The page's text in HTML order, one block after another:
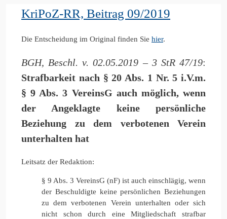
KriPoZ-RR, Beitrag 09/2019
Die Entscheidung im Original finden Sie hier.
BGH, Beschl. v. 02.05.2019 – 3 StR 47/19:
Strafbarkeit nach § 20 Abs. 1 Nr. 5 i.V.m.
§ 9 Abs. 3 VereinsG auch möglich, wenn
der Angeklagte keine persönliche
Beziehung zu dem verbotenen Verein
unterhalten hat
Leitsatz der Redaktion:
§ 9 Abs. 3 VereinsG (nF) ist auch einschlägig, wenn
der Beschuldigte keine persönlichen Beziehungen
zu dem verbotenen Verein unterhalten oder sich
nicht schon durch eine Mitgliedschaft strafbar